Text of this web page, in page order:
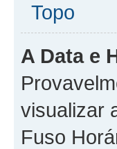
Topo
A Data e
visualizar
Fuso